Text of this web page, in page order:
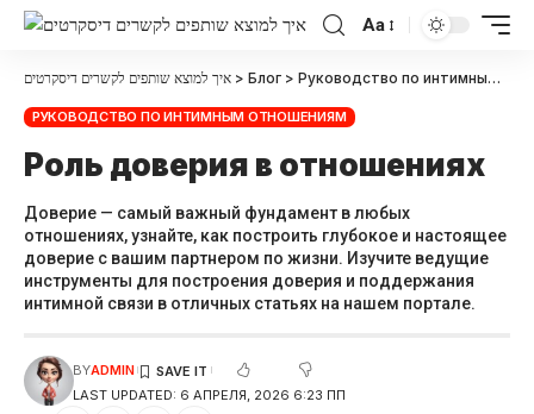
Aa
איך למוצא שותפים לקשרים דיסקרטים > Блог > Руководство по интимным отношениям
РУКОВОДСТВО ПО ИНТИМНЫМ ОТНОШЕНИЯМ
Роль доверия в отношениях
Доверие — самый важный фундамент в любых
отношениях, узнайте, как построить глубокое и настоящее
доверие с вашим партнером по жизни. Изучите ведущие
инструменты для построения доверия и поддержания
интимной связи в отличных статьях на нашем портале.
LAST UPDATED: 6 АПРЕЛЯ, 2026 6:23 ПП
BYADMIN